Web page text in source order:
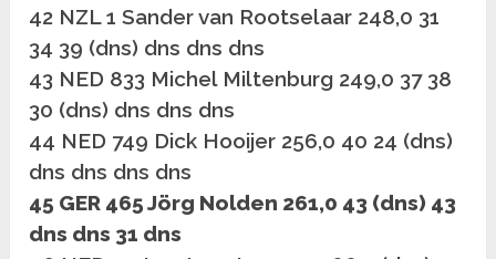
42 NZL 1 Sander van Rootselaar 248,0 31
34 39 (dns) dns dns dns
43 NED 833 Michel Miltenburg 249,0 37 38
30 (dns) dns dns dns
44 NED 749 Dick Hooijer 256,0 40 24 (dns)
dns dns dns dns
45 GER 465 Jörg Nolden 261,0 43 (dns) 43
dns dns 31 dns